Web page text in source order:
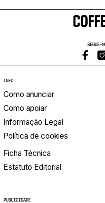
SEGUE-
INFO
Como anunciar
Como apoiar
Informação Legal
Política de cookies
Ficha Técnica
Estatuto Editorial
PUBLICIDADE